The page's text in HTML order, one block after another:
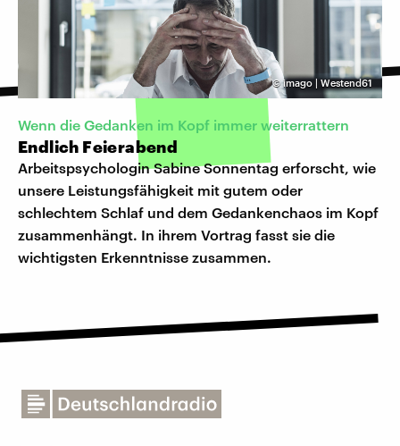
©imago | Westend61
Wenn die Gedanken im Kopf immer weiterrattern
Endlich Feierabend
Arbeitspsychologin Sabine Sonnentag erforscht, wie
unsere Leistungsfähigkeit mit gutem oder
schlechtem Schlaf und dem Gedankenchaos im Kopf
zusammenhängt. In ihrem Vortrag fasst sie die
wichtigsten Erkenntnisse zusammen.